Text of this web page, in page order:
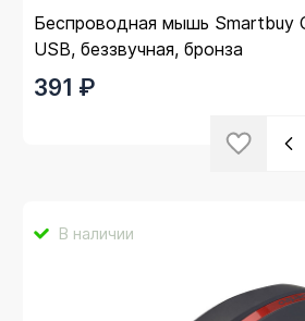
Беспроводная мышь Smartbuy
USB, беззвучная, бронза
391 ₽
В наличии